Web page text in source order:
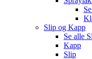
Slip og Kapp
Se alle
Kapp
Slip